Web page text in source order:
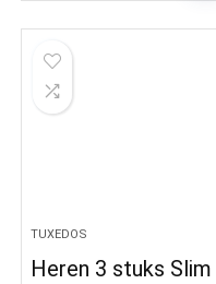
TUXEDOS
Heren 3 stuks Slim